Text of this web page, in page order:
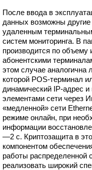
После ввода в
данных возможны другие
удаленным
систем мониторинга. В
производится по
абонентскими
этом случае аналогична
которой POS-терминал
динамический IP-адрес
элементами сети через
«медленной» сети
режиме онлайн, при
информации
—2 с. Криптозащита в
компонентом
работы распределенной
реализовать широкий